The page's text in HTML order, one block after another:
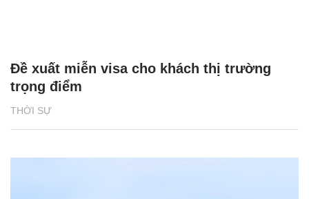
THỜI SỰ
Đề xuất miễn visa cho khách thị trường
trọng điểm